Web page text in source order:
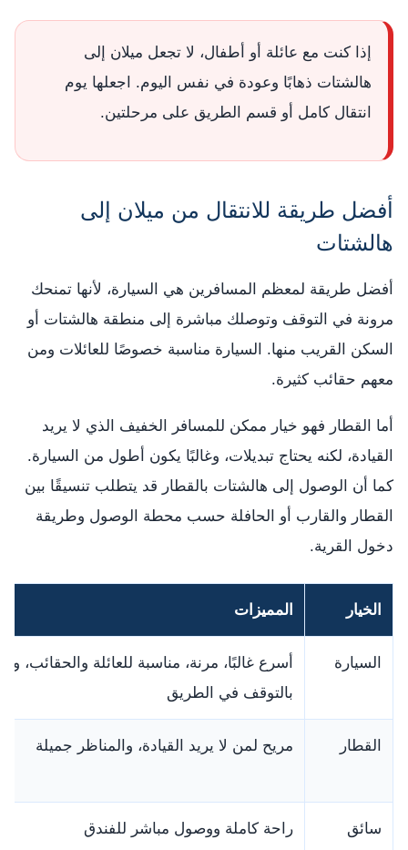
إذا كنت مع عائلة أو أطفال، لا تجعل ميلان إلى
هالشتات ذهابًا وعودة في نفس اليوم. اجعلها يوم
انتقال كامل أو قسم الطريق على مرحلتين.
أفضل طريقة للانتقال من ميلان إلى
هالشتات
أفضل طريقة لمعظم المسافرين هي السيارة، لأنها تمنحك
مرونة في التوقف وتوصلك مباشرة إلى منطقة هالشتات أو
السكن القريب منها. السيارة مناسبة خصوصًا للعائلات ومن
معهم حقائب كثيرة.
أما القطار فهو خيار ممكن للمسافر الخفيف الذي لا يريد
القيادة، لكنه يحتاج تبديلات، وغالبًا يكون أطول من السيارة.
كما أن الوصول إلى هالشتات بالقطار قد يتطلب تنسيقًا بين
القطار والقارب أو الحافلة حسب محطة الوصول وطريقة
دخول القرية.
الخيار المميزات
السيارة
أسرع غالبًا، مرنة، مناسبة للعائلة والحقائب،
بالتوقف في الطريق
القطار مريح لمن لا يريد القيادة، والمناظر جميلة
سائق
راحة كاملة ووصول مباشر للفندق